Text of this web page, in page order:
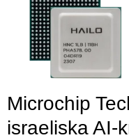
Microchip
israeliska AI-